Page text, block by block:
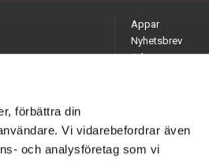
förbättra din
Vi vidarebefordrar även
och analysföretag som vi
Appar
Nyhetsbrev
Arkiv
Kontakta
Chefredaktör